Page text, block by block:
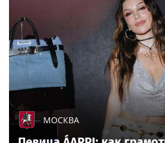
МОСКВА